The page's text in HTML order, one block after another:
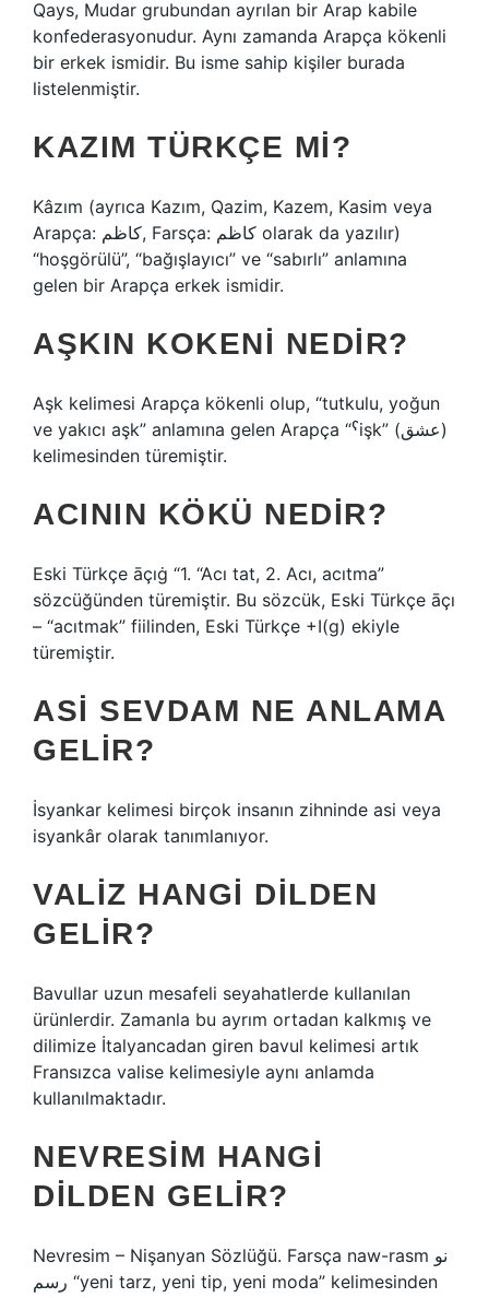
Qays, Mudar grubundan ayrılan bir Arap kabile
konfederasyonudur. Aynı zamanda Arapça kökenli
bir erkek ismidir. Bu isme sahip kişiler burada
listelenmiştir.
KAZIM TÜRKÇE MI?
Kâzım (ayrıca Kazım, Qazim, Kazem, Kasim veya
Arapça: كاظم, Farsça: کاظم olarak da yazılır)
“hoşgörülü”, “bağışlayıcı” ve “sabırlı” anlamına
gelen bir Arapça erkek ismidir.
AŞKIN KOKENI NEDIR?
Aşk kelimesi Arapça kökenli olup, “tutkulu, yoğun
ve yakıcı aşk” anlamına gelen Arapça “ˁişk” (عشق)
kelimesinden türemiştir.
ACININ KÖKÜ NEDIR?
Eski Türkçe āçıġ “1. “Acı tat, 2. Acı, acıtma”
sözcüğünden türemiştir. Bu sözcük, Eski Türkçe āçı
– “acıtmak” fiilinden, Eski Türkçe +I(g) ekiyle
türemiştir.
ASI SEVDAM NE ANLAMA
GELIR?
İsyankar kelimesi birçok insanın zihninde asi veya
isyankâr olarak tanımlanıyor.
VALIZ HANGI DILDEN
GELIR?
Bavullar uzun mesafeli seyahatlerde kullanılan
ürünlerdir. Zamanla bu ayrım ortadan kalkmış ve
dilimize İtalyancadan giren bavul kelimesi artık
Fransızca valise kelimesiyle aynı anlamda
kullanılmaktadır.
NEVRESIM HANGI
DILDEN GELIR?
Nevresim – Nişanyan Sözlüğü. Farsça naw-rasm نو
رسم “yeni tarz, yeni tip, yeni moda” kelimesinden